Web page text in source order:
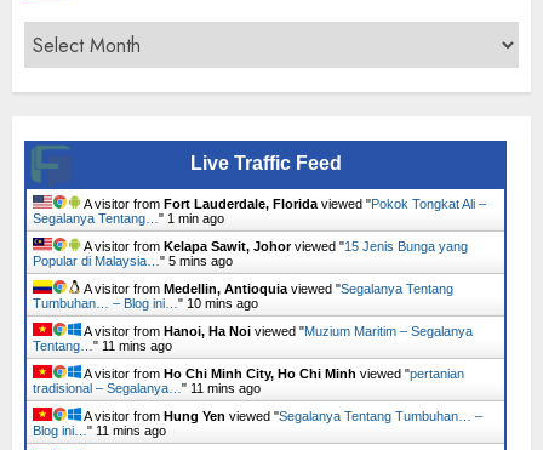
Archives
Live Traffic Feed
A visitor from Fort Lauderdale, Florida viewed "Pokok Tongkat Ali –
Segalanya Tentang… " 1 min ago
A visitor from Kelapa Sawit, Johorviewed "15 Jenis Bunga yang
Popular di Malaysia… " 5 mins ago
A visitor from Medellin, Antioquia viewed "Segalanya Tentang
Tumbuhan… – Blog ini… " 10 mins ago
A visitor from Hanoi, Ha Noi viewed "Muzium Maritim – Segalanya
Tentang… " 11 mins ago
A visitor from Ho Chi Minh City, Ho Chi Minh viewed "pertanian
tradisional – Segalanya… " 11 mins ago
A visitor from Hung Yen viewed "Segalanya Tentang Tumbuhan… –
Blog ini… " 11 mins ago